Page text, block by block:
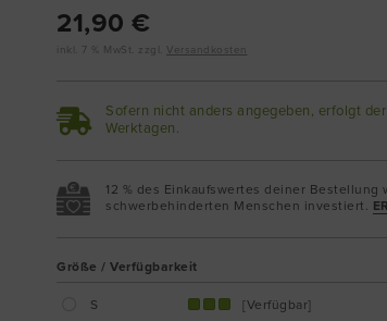
21,90 €
inkl. 7 % MwSt. zzgl. Versandkosten
Sofern nicht anders angegeben, erfolgt
Werktagen.
12 % des Einkaufswertes deiner
schwerbehinderten Menschen investiert.
Größe / Verfügbarkeit
S [Verfügbar]